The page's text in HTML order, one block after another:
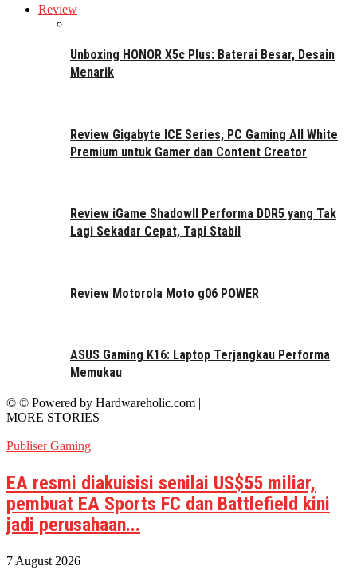
Review
Unboxing HONOR X5c Plus: Baterai Besar, Desain
Menarik
Review Gigabyte ICE Series, PC Gaming All White
Premium untuk Gamer dan Content Creator
Review iGame ShadowII Performa DDR5 yang Tak
Lagi Sekadar Cepat, Tapi Stabil
Review Motorola Moto g06 POWER
ASUS Gaming K16: Laptop Terjangkau Performa
Memukau
© © Powered by Hardwareholic.com |
MORE STORIES
Publiser Gaming
EA resmi diakuisisi senilai US$55 miliar,
pembuat EA Sports FC dan Battlefield kini
jadi perusahaan...
7 August 2026